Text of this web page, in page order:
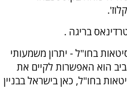
בריגה .
בחו"ל - יתרון משמעותי
הוא האפשרות לקיים את
בחו"ל, כאן בישראל בבניין